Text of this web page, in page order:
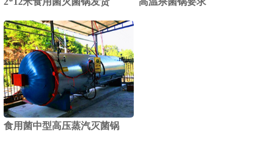
食用菌中型高压蒸汽灭菌锅